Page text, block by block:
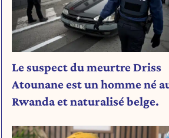
Le suspect du meurtre Driss
Atounane est un homme né
Rwanda et naturalisé belge.